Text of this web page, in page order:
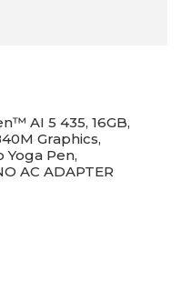
AI 5 435, 16GB,
Graphics,
Yoga Pen,
AC ADAPTER